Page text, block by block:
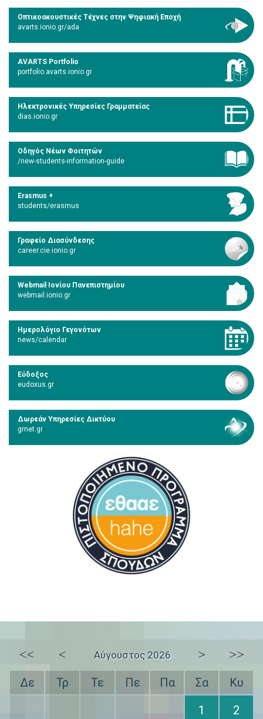
Οπτικοακουστικές Τέχνες στην Ψηφιακή Εποχή
avarts.ionio.gr/ada
AVARTS Portfolio
portfolio.avarts.ionio.gr
Ηλεκτρονικές Υπηρεσίες Γραμματείας
dias.ionio.gr
Οδηγός Νέων Φοιτητών
/new-students-information-guide
Erasmus +
students/erasmus
Γραφείο Διασύνδεσης
career.cie.ionio.gr
Webmail Ιονίου Πανεπιστημίου
webmail.ionio.gr
Ημερολόγιο Γεγονότων
news/calendar
Εύδοξος
eudoxus.gr
Δωρεάν Υπηρεσίες Δικτύου
grnet.gr
<< < Αύγουστος 2026 > >>
Δε Τρ Τε Πε Πα Σα
Κυ
1
2